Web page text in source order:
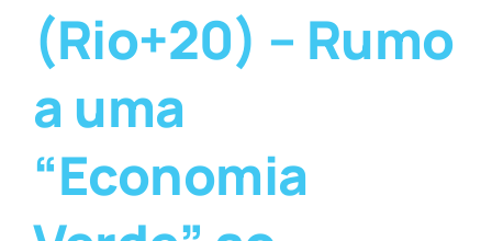
(Rio+20) – Rumo
a uma
“Economia